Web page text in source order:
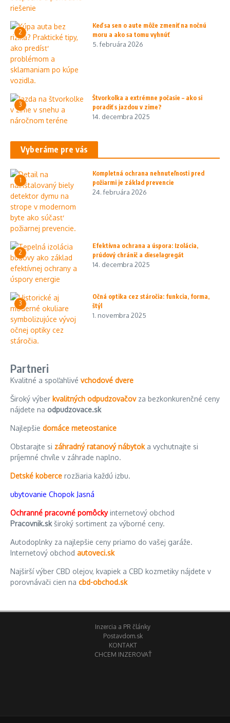
2
Keď sa sen o aute môže zmeniť na nočnú
moru a ako sa tomu vyhnúť
5. februára 2026
3
Štvorkolka a extrémne počasie – ako si
poradiť s jazdou v zime?
14. decembra 2025
Vyberáme pre vás
1
Kompletná ochrana nehnuteľnosti pred
požiarmi je základ prevencie
24. februára 2026
2
Efektívna ochrana a úspora: Izolácia,
prúdový chránič a dieselagregát
14. decembra 2025
3
Očná optika cez stáročia: funkcia, forma,
štýl
1. novembra 2025
Partneri
Kvalitné a spoľahlivé vchodové dvere
Široký výber kvalitných odpudzovačovza bezkonkurenčné ceny
nájdete na odpudzovace.sk
Najlepšie domáce meteostanice
Obstarajte si záhradný ratanový nábytoka vychutnajte si
príjemné chvíle v záhrade naplno.
Detské koberce rozžiaria každú izbu.
ubytovanie Chopok Jasná
Ochranné pracovné pomôckyinternetový obchod
Pracovnik.skširoký sortiment za výborné ceny.
Autodoplnky za najlepšie ceny priamo do vašej garáže.
Internetový obchod autoveci.sk
Najširší výber CBD olejov, kvapiek a CBD kozmetiky nájdete v
porovnávači cien na cbd-obchod.sk
Inzercia a PR články
Postavdom.sk
KONTAKT
CHCEM INZEROVAŤ